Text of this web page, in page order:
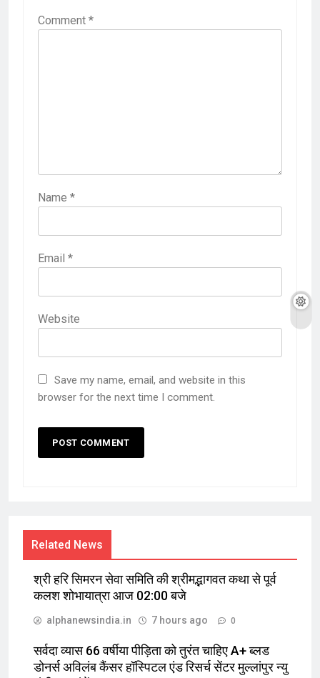
Comment *
Name *
Email *
Website
Save my name, email, and website in this
browser for the next time I comment.
Related News
श्री हरि सिमरन सेवा समिति की श्रीमद्भागवत कथा से पूर्व
कलश शोभायात्रा आज 02:00 बजे
alphanewsindia.in 7 hours ago 0
सर्वदा व्यास 66 वर्षीया पीड़िता को तुरंत चाहिए A+ ब्लड
डोनर्स अविलंब कैंसर हॉस्पिटल एंड रिसर्च सेंटर मुल्लांपुर न्यु